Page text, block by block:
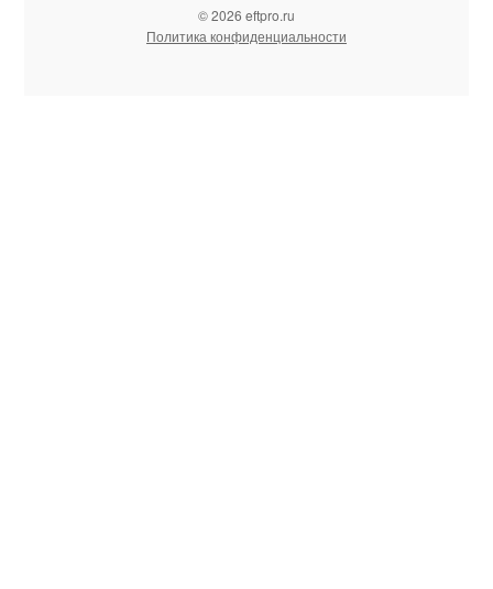
© 2026 eftpro.ru
Политика конфиденциальности